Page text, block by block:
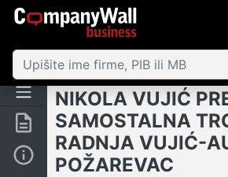
Rezime
Osnovni podaci
NIKOLA VUJIĆ
SAMOSTALNA
RADNJA VUJIĆ-
POŽAREVAC